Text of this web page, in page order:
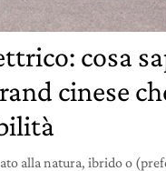
cosa
cinese
alla natura, ibrido o